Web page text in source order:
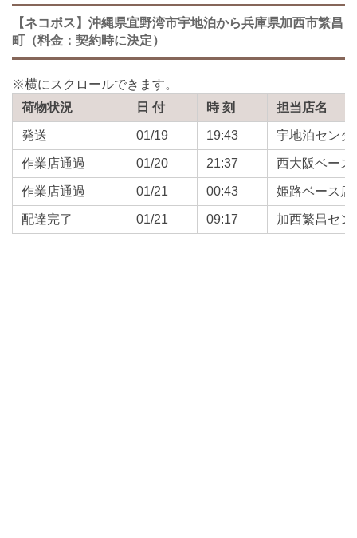
【ネコポス】沖縄県宜野湾市宇地泊から兵庫県加西市繁昌
町（料金：契約時に決定）
荷物状況 日 付 時 刻 担当店名
発送 01/19 19:43 宇地泊センタ
作業店通過 01/20 21:37 西大阪ベース
作業店通過 01/21 00:43 姫路ベース店
配達完了 01/21 09:17 加西繁昌セン